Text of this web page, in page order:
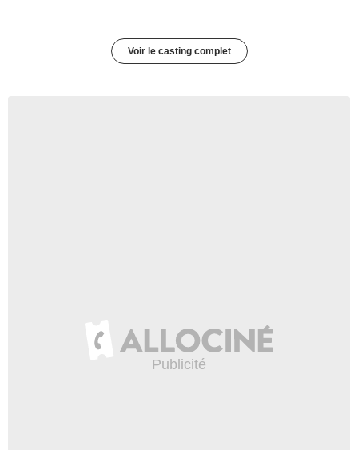
Voir le casting complet